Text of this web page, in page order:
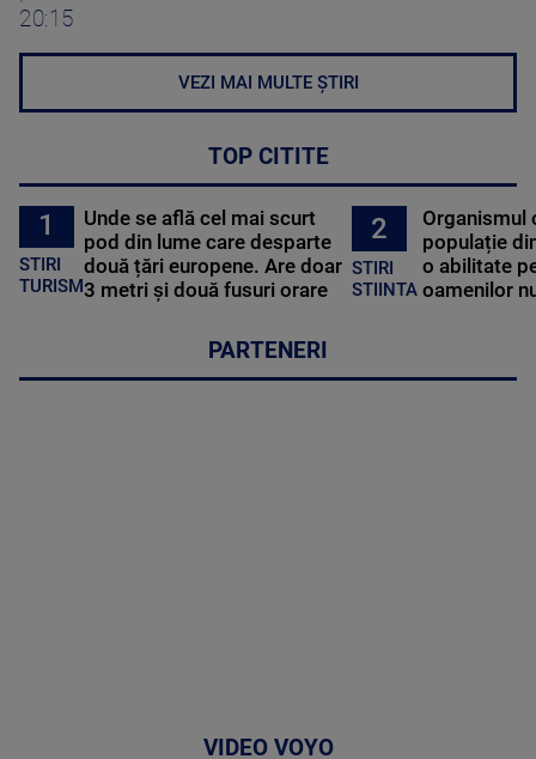
20:15
VEZI MAI MULTE ȘTIRI
TOP CITITE
1
STIRI
TURISM
Unde se află cel mai scurt
pod din lume care desparte
două țări europene. Are doar
3 metri și două fusuri orare
2
STIRI
STIINTA
Organismul
populație
o abilitate
oamenilor
PARTENERI
VIDEO VOYO